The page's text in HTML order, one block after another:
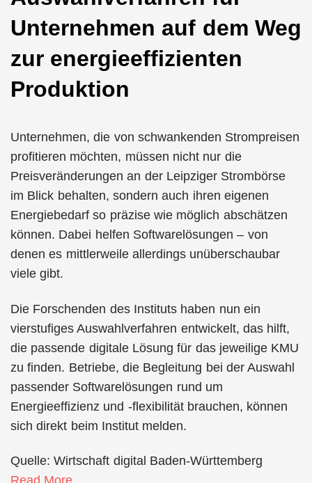
Unternehmen auf dem Weg
zur energieeffizienten
Produktion
Unternehmen, die von schwankenden Strompreisen
profitieren möchten, müssen nicht nur die
Preisveränderungen an der Leipziger Strombörse
im Blick behalten, sondern auch ihren eigenen
Energiebedarf so präzise wie möglich abschätzen
können. Dabei helfen Softwarelösungen – von
denen es mittlerweile allerdings unüberschaubar
viele gibt.
Die Forschenden des Instituts haben nun ein
vierstufiges Auswahlverfahren entwickelt, das hilft,
die passende digitale Lösung für das jeweilige KMU
zu finden. Betriebe, die Begleitung bei der Auswahl
passender Softwarelösungen rund um
Energieeffizienz und -flexibilität brauchen, können
sich direkt beim Institut melden.
Quelle: Wirtschaft digital Baden-Württemberg
Read More